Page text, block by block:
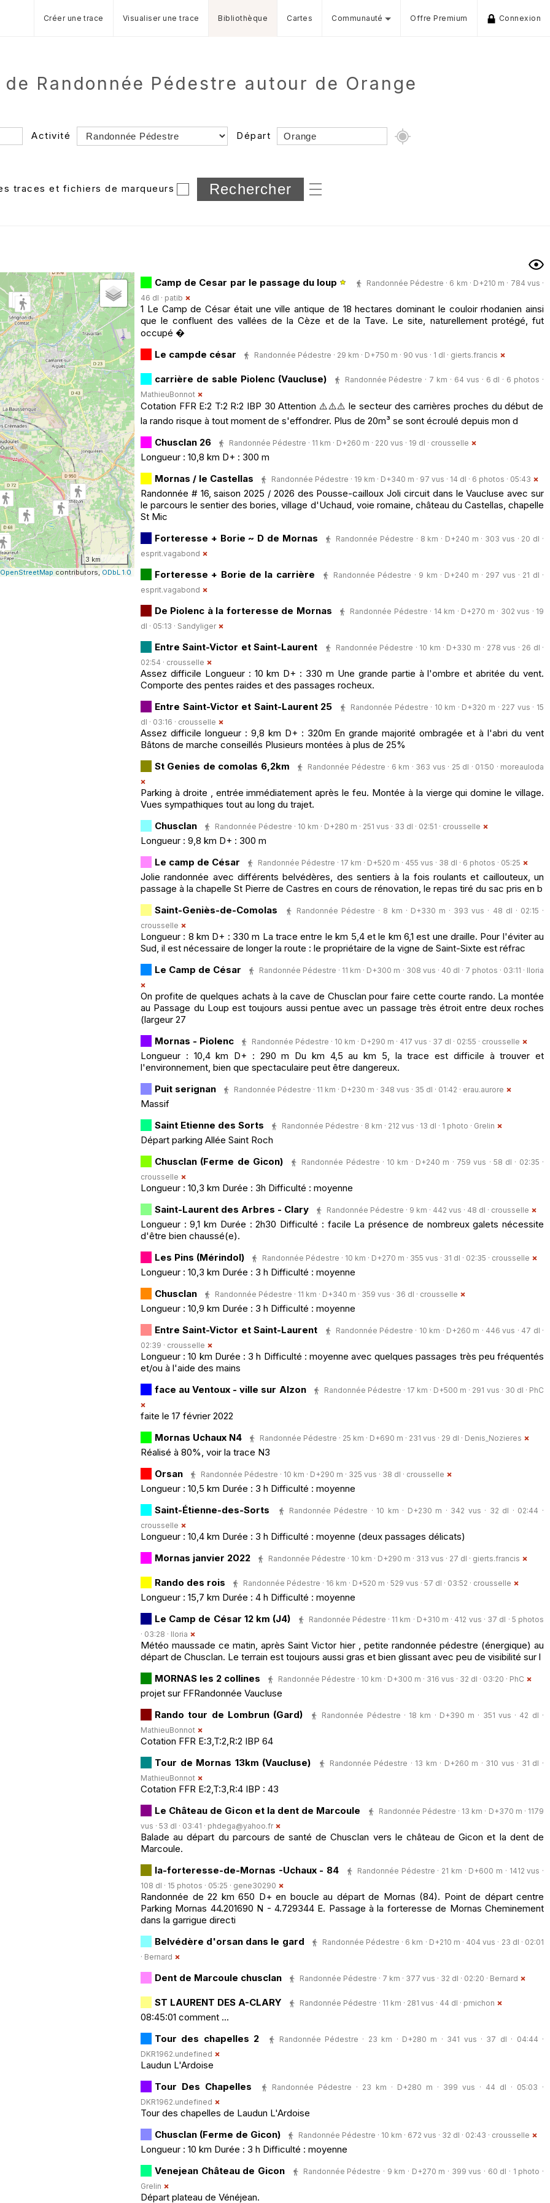
Créer une trace Visualiser une trace Bibliothèque Cartes Communauté Offre Premium Connexion
Randonnée Pédestre autour de Orange
Activité Départ
Dossier
et sous-dossiers
traces et fichiers de marqueurs
3 km
OpenStreetMap contributors, ODbL 1.0
Camp de Cesar par le passage du loup
Randonnée Pédestre · 6 km · D+210 m · 784 vus ·
46 dl · patib
1 Le Camp de César était une ville antique de 18 hectares dominant le couloir rhodanien ainsi
que le confluent des vallées de la Cèze et de la Tave. Le site, naturellement protégé, fut
occupé �
Le campde césar
Randonnée Pédestre · 29 km · D+750 m · 90 vus · 1 dl · gierts.francis
carrière de sable Piolenc (Vaucluse)
Randonnée Pédestre · 7 km · 64 vus · 6 dl · 6 photos ·
MathieuBonnot
Cotation FFR E:2 T:2 R:2 IBP 30 Attention ⚠️⚠️⚠️ le secteur des carrières proches du début de
la rando risque à tout moment de s'effondrer. Plus de 20m³ se sont écroulé depuis mon d
Chusclan 26
Randonnée Pédestre · 11 km · D+260 m · 220 vus · 19 dl · crousselle
Longueur : 10,8 km D+ : 300 m
Mornas / le Castellas
Randonnée Pédestre · 19 km · D+340 m · 97 vus · 14 dl · 6 photos · 05:43
Randonnée # 16, saison 2025 / 2026 des Pousse-cailloux Joli circuit dans le Vaucluse avec sur
le parcours le sentier des bories, village d'Uchaud, voie romaine, château du Castellas, chapelle
St Mic
Forteresse + Borie ~ D de Mornas
Randonnée Pédestre · 8 km · D+240 m · 303 vus · 20 dl ·
esprit.vagabond
Forteresse + Borie de la carrière
Randonnée Pédestre · 9 km · D+240 m · 297 vus · 21 dl ·
esprit.vagabond
De Piolenc à la forteresse de Mornas
Randonnée Pédestre · 14 km · D+270 m · 302 vus · 19
dl · 05:13 · Sandyliger
Entre Saint-Victor et Saint-Laurent
Randonnée Pédestre · 10 km · D+330 m · 278 vus · 26 dl ·
02:54 · crousselle
Assez difficile Longueur : 10 km D+ : 330 m Une grande partie à l'ombre et abritée du vent.
Comporte des pentes raides et des passages rocheux.
Entre Saint-Victor et Saint-Laurent 25
Randonnée Pédestre · 10 km · D+320 m · 227 vus · 15
dl · 03:16 · crousselle
Assez difficile longueur : 9,8 km D+ : 320m En grande majorité ombragée et à l'abri du vent
Bâtons de marche conseillés Plusieurs montées à plus de 25%
St Genies de comolas 6,2km
Randonnée Pédestre · 6 km · 363 vus · 25 dl · 01:50 · moreauloda
Parking à droite , entrée immédiatement après le feu. Montée à la vierge qui domine le village.
Vues sympathiques tout au long du trajet.
Chusclan
Randonnée Pédestre · 10 km · D+280 m · 251 vus · 33 dl · 02:51 · crousselle
Longueur : 9,8 km D+ : 300 m
Le camp de César
Randonnée Pédestre · 17 km · D+520 m · 455 vus · 38 dl · 6 photos · 05:25
Jolie randonnée avec différents belvédères, des sentiers à la fois roulants et caillouteux, un
passage à la chapelle St Pierre de Castres en cours de rénovation, le repas tiré du sac pris en b
Saint-Geniès-de-Comolas
Randonnée Pédestre · 8 km · D+330 m · 393 vus · 48 dl · 02:15 ·
crousselle
Longueur : 8 km D+ : 330 m La trace entre le km 5,4 et le km 6,1 est une draille. Pour l'éviter au
Sud, il est nécessaire de longer la route : le propriétaire de la vigne de Saint-Sixte est réfrac
Le Camp de César
Randonnée Pédestre · 11 km · D+300 m · 308 vus · 40 dl · 7 photos · 03:11 · lloria
On profite de quelques achats à la cave de Chusclan pour faire cette courte rando. La montée
au Passage du Loup est toujours aussi pentue avec un passage très étroit entre deux roches
(largeur 27
Mornas - Piolenc
Randonnée Pédestre · 10 km · D+290 m · 417 vus · 37 dl · 02:55 · crousselle
Longueur : 10,4 km D+ : 290 m Du km 4,5 au km 5, la trace est difficile à trouver et
l'environnement, bien que spectaculaire peut être dangereux.
Puit serignan
Randonnée Pédestre · 11 km · D+230 m · 348 vus · 35 dl · 01:42 · erau.aurore
Massif
Saint Etienne des Sorts
Randonnée Pédestre · 8 km · 212 vus · 13 dl · 1 photo · Grelin
Départ parking Allée Saint Roch
Chusclan (Ferme de Gicon)
Randonnée Pédestre · 10 km · D+240 m · 759 vus · 58 dl · 02:35 ·
crousselle
Longueur : 10,3 km Durée : 3h Difficulté : moyenne
Saint-Laurent des Arbres - Clary
Randonnée Pédestre · 9 km · 442 vus · 48 dl · crousselle
Longueur : 9,1 km Durée : 2h30 Difficulté : facile La présence de nombreux galets nécessite
d'être bien chaussé(e).
Les Pins (Mérindol)
Randonnée Pédestre · 10 km · D+270 m · 355 vus · 31 dl · 02:35 · crousselle
Longueur : 10,3 km Durée : 3 h Difficulté : moyenne
Chusclan
Randonnée Pédestre · 11 km · D+340 m · 359 vus · 36 dl · crousselle
Longueur : 10,9 km Durée : 3 h Difficulté : moyenne
Entre Saint-Victor et Saint-Laurent
Randonnée Pédestre · 10 km · D+260 m · 446 vus · 47 dl ·
02:39 · crousselle
Longueur : 10 km Durée : 3 h Difficulté : moyenne avec quelques passages très peu fréquentés
et/ou à l'aide des mains
face au Ventoux - ville sur Alzon
Randonnée Pédestre · 17 km · D+500 m · 291 vus · 30 dl · PhC
faite le 17 février 2022
Mornas Uchaux N4
Randonnée Pédestre · 25 km · D+690 m · 231 vus · 29 dl · Denis_Nozieres
Réalisé à 80%, voir la trace N3
Orsan
Randonnée Pédestre · 10 km · D+290 m · 325 vus · 38 dl · crousselle
Longueur : 10,5 km Durée : 3 h Difficulté : moyenne
Saint-Étienne-des-Sorts
Randonnée Pédestre · 10 km · D+230 m · 342 vus · 32 dl · 02:44 ·
crousselle
Longueur : 10,4 km Durée : 3 h Difficulté : moyenne (deux passages délicats)
Mornas janvier 2022
Randonnée Pédestre · 10 km · D+290 m · 313 vus · 27 dl · gierts.francis
Rando des rois Randonnée Pédestre · 16 km · D+520 m · 529 vus · 57 dl · 03:52 · crousselle
Longueur : 15,7 km Durée : 4 h Difficulté : moyenne
Le Camp de César 12 km (J4)
Randonnée Pédestre · 11 km · D+310 m · 412 vus · 37 dl · 5 photos
· 03:28 · lloria
Météo maussade ce matin, après Saint Victor hier , petite randonnée pédestre (énergique) au
départ de Chusclan. Le terrain est toujours aussi gras et bien glissant avec peu de visibilité sur l
MORNAS les 2 collines
Randonnée Pédestre · 10 km · D+300 m · 316 vus · 32 dl · 03:20 · PhC
projet sur FFRandonnée Vaucluse
Rando tour de Lombrun (Gard)
Randonnée Pédestre · 18 km · D+390 m · 351 vus · 42 dl ·
MathieuBonnot
Cotation FFR E:3,T:2,R:2 IBP 64
Tour de Mornas 13km (Vaucluse)
Randonnée Pédestre · 13 km · D+260 m · 310 vus · 31 dl ·
MathieuBonnot
Cotation FFR E:2,T:3,R:4 IBP : 43
Le Château de Gicon et la dent de Marcoule
Randonnée Pédestre · 13 km · D+370 m · 1179
vus · 53 dl · 03:41 · phdega@yahoo.fr
Balade au départ du parcours de santé de Chusclan vers le château de Gicon et la dent de
Marcoule.
la-forteresse-de-Mornas -Uchaux - 84
Randonnée Pédestre · 21 km · D+600 m · 1412 vus ·
108 dl · 15 photos · 05:25 · gene30290
Randonnée de 22 km 650 D+ en boucle au départ de Mornas (84). Point de départ centre
Parking Mornas 44.201690 N - 4.729344 E. Passage à la forteresse de Mornas Cheminement
dans la garrigue directi
Belvédère d'orsan dans le gard
Randonnée Pédestre · 6 km · D+210 m · 404 vus · 23 dl · 02:01
· Bernard
Dent de Marcoule chusclan Randonnée Pédestre · 7 km · 377 vus · 32 dl · 02:20 · Bernard
ST LAURENT DES A-CLARY Randonnée Pédestre · 11 km · 281 vus · 44 dl · pmichon
08:45:01 comment ...
Tour des chapelles 2
Randonnée Pédestre · 23 km · D+280 m · 341 vus · 37 dl · 04:44 ·
DKR1962.undefined
Laudun L'Ardoise
Tour Des Chapelles
Randonnée Pédestre · 23 km · D+280 m · 399 vus · 44 dl · 05:03 ·
DKR1962.undefined
Tour des chapelles de Laudun L'Ardoise
Chusclan (Ferme de Gicon)
Randonnée Pédestre · 10 km · 672 vus · 32 dl · 02:43 · crousselle
Longueur : 10 km Durée : 3 h Difficulté : moyenne
Venejean Château de Gicon
Randonnée Pédestre · 9 km · D+270 m · 399 vus · 60 dl · 1 photo ·
Grelin
Départ plateau de Vénéjean.